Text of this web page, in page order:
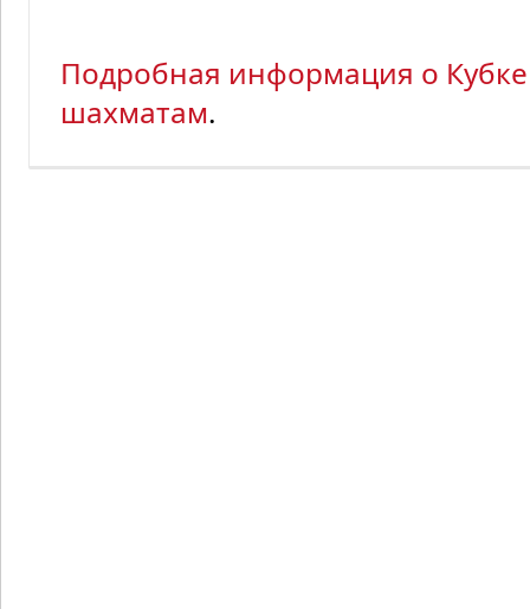
Подробная информация о
шахматам.